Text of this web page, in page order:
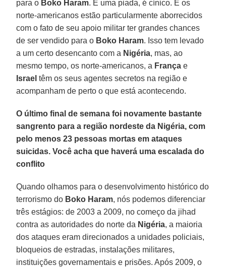
para o Boko Haram. É uma piada, é cínico. E os
norte-americanos estão particularmente aborrecidos
com o fato de seu apoio militar ter grandes chances
de ser vendido para o Boko Haram. Isso tem levado
a um certo desencanto com a Nigéria, mas, ao
mesmo tempo, os norte-americanos, a França e
Israel têm os seus agentes secretos na região e
acompanham de perto o que está acontecendo.
O último final de semana foi novamente bastante
sangrento para a região nordeste da Nigéria, com
pelo menos 23 pessoas mortas em ataques
suicidas. Você acha que haverá uma escalada do
conflito
Quando olhamos para o desenvolvimento histórico do
terrorismo do Boko Haram, nós podemos diferenciar
três estágios: de 2003 a 2009, no começo da jihad
contra as autoridades do norte da Nigéria, a maioria
dos ataques eram direcionados a unidades policiais,
bloqueios de estradas, instalações militares,
instituições governamentais e prisões. Após 2009, o